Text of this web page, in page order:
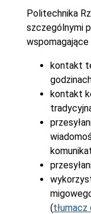
Politechnika
szczególnymi
wspomagające
kontakt
kontakt
(tłumacz